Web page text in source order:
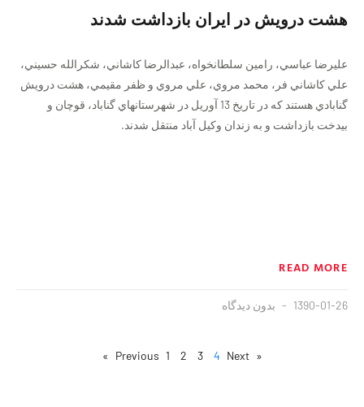
هشت درويش در ايران بازداشت شدند
عليرضا عباسي، رامين سلطانخواه، عبدالرضا كاشاني، شكرالله حسيني،
علي كاشاني فر، محمد مروي، علي مروي و ظفر مقيمي، هشت درويش
گنابادي هستند كه در تاريخ 13 آوريل در شهرستانهاي گناباد، قوچان و
بيدخت بازداشت و به زندان وكيل آباد منتقل شدند.
READ MORE
1390-01-26 بدون دیدگاه
« Previous
1 2 3 4 Next »